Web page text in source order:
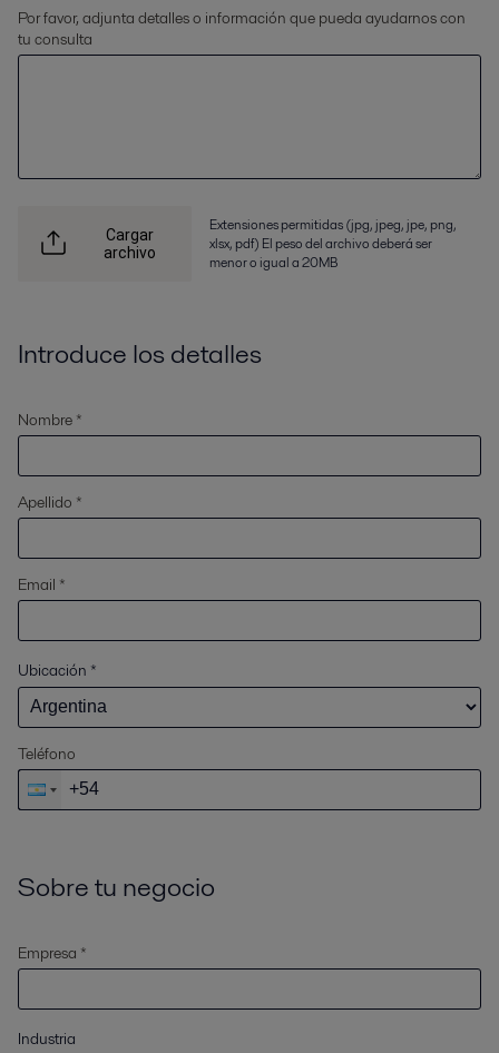
Por favor, adjunta detalles o información que pueda ayudarnos con
tu consulta
Cargar
archivo
Extensiones permitidas (jpg, jpeg, jpe, png,
xlsx, pdf) El peso del archivo deberá ser
menor o igual a 20MB
Introduce los detalles
Nombre *
Apellido *
Email *
Ubicación *
Teléfono
Sobre tu negocio
Empresa *
Industria